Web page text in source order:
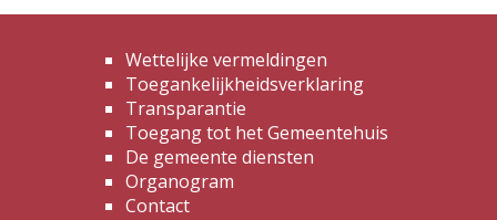
Wettelijke vermeldingen
Toegankelijkheidsverklaring
Transparantie
Toegang tot het Gemeentehuis
De gemeente diensten
Organogram
Contact